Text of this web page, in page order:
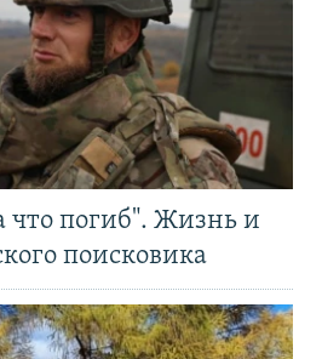
что погиб". Жизнь и
поисковика